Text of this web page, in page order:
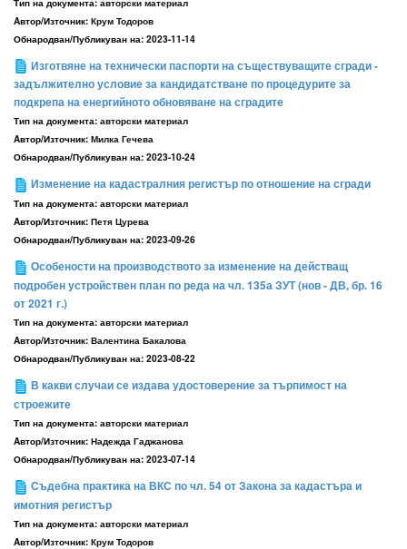
Aвтор/Източник: Крум Тодоров
Обнародван/Публикуван на: 2023-11-14
Изготвяне на технически паспорти на съществуващите сгради -
задължително условие за кандидатстване по процедурите за
подкрепа на енергийното обновяване на сградите
Тип на документа: авторски материал
Aвтор/Източник: Милка Гечева
Обнародван/Публикуван на: 2023-10-24
Изменение на кадастралния регистър по отношение на сгради
Тип на документа: авторски материал
Aвтор/Източник: Петя Цурева
Обнародван/Публикуван на: 2023-09-26
Особености на производството за изменение на действащ
подробен устройствен план по реда на чл. 135а ЗУТ (нов - ДВ, бр. 16
от 2021 г.)
Тип на документа: авторски материал
Aвтор/Източник: Валентина Бакалова
Обнародван/Публикуван на: 2023-08-22
В какви случаи се издава удостоверение за търпимост на
строежите
Тип на документа: авторски материал
Aвтор/Източник: Надежда Гаджанова
Обнародван/Публикуван на: 2023-07-14
Съдебна практика на ВКС по чл. 54 от Закона за кадастъра и
имотния регистър
Тип на документа: авторски материал
Aвтор/Източник: Крум Тодоров